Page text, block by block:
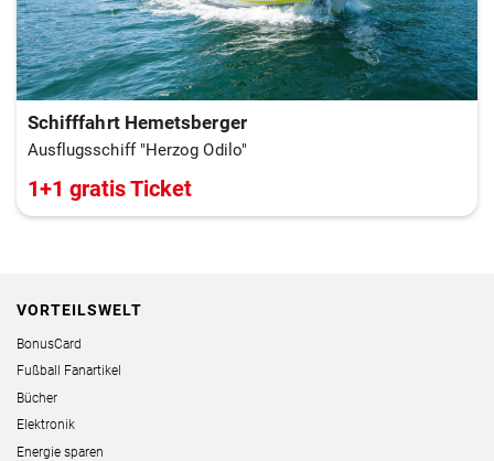
Schifffahrt Hemetsberger
Ausflugsschiff "Herzog Odilo"
1+1 gratis Ticket
VORTEILSWELT
BonusCard
Fußball Fanartikel
Bücher
Elektronik
Energie sparen